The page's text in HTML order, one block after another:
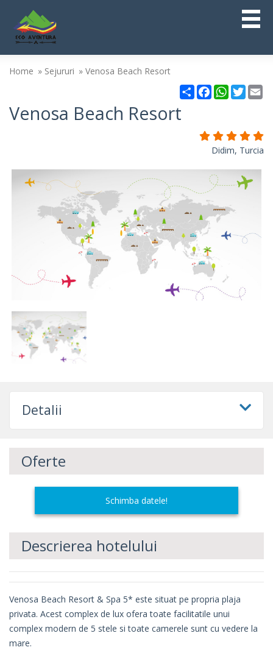
Home Sejururi Venosa Beach Resort
Partajare
Facebook
Venosa Beach Resort
Didim, Turcia
Detalii
Oferte
Schimba datele!
Descrierea hotelului
Venosa Beach Resort & Spa 5* este situat pe propria plaja
privata. Acest complex de lux ofera toate facilitatile unui
complex modern de 5 stele si toate camerele sunt cu vedere la
mare.